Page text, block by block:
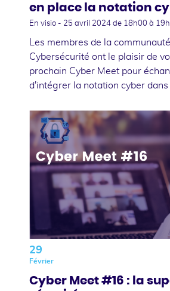
en place la notation
En visio - 25 avril 2024 de 18h00 à
Les membres de la
Cybersécurité ont le plaisir de
prochain Cyber Meet pour
d'intégrer la notation cyber dans
29
Février
Cyber Meet #16 : la